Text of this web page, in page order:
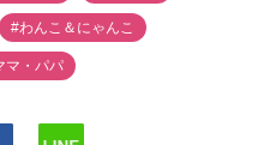
#わんこ＆にゃんこ
マ・パパ